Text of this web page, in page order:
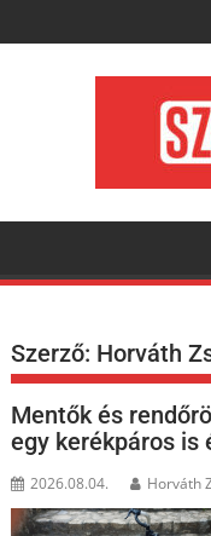
to
Szerző: Horváth
Mentők és
egy kerékpáros is
2026.08.04. Horváth